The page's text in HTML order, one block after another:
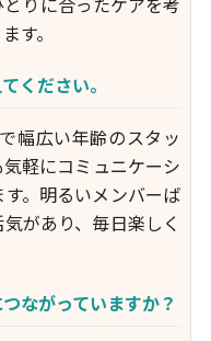
す。
ください。
幅広い年齢のスタッ
軽にコミュニケーシ
。明るいメンバーば
があり、毎日楽しく
ながっていますか？